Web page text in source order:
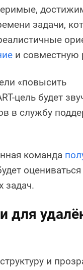
задачи,
и совместную
«повысить
цель будет
в службу
команда
задач.
для
и